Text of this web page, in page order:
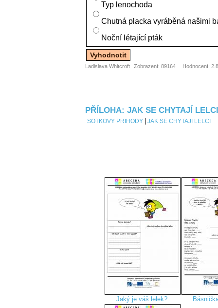
Typ lenochoda
Chutná placka vyráběná našimi
Noční létající pták
Ladislava Whitcroft Zobrazení: 89164 Hodnocení:
PŘÍLOHA: JAK SE CHYTAJÍ LELCI
ŠOTKOVY PŘÍHODY JAK SE CHYTAJÍ LELCI
Jaký je váš lelek?